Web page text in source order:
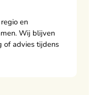
en
Wij blijven
of advies tijdens